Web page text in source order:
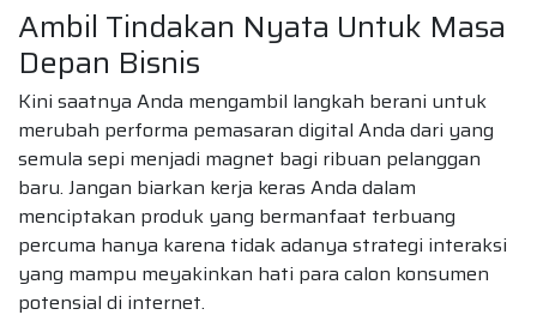
Ambil Tindakan Nyata Untuk Masa
Depan Bisnis
Kini saatnya Anda mengambil langkah berani untuk
merubah performa pemasaran digital Anda dari yang
semula sepi menjadi magnet bagi ribuan pelanggan
baru. Jangan biarkan kerja keras Anda dalam
menciptakan produk yang bermanfaat terbuang
percuma hanya karena tidak adanya strategi interaksi
yang mampu meyakinkan hati para calon konsumen
potensial di internet.